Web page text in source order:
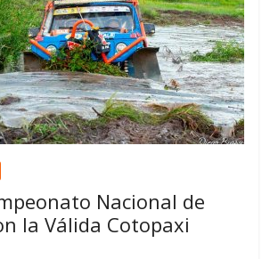
Nacional de
la Válida Cotopaxi